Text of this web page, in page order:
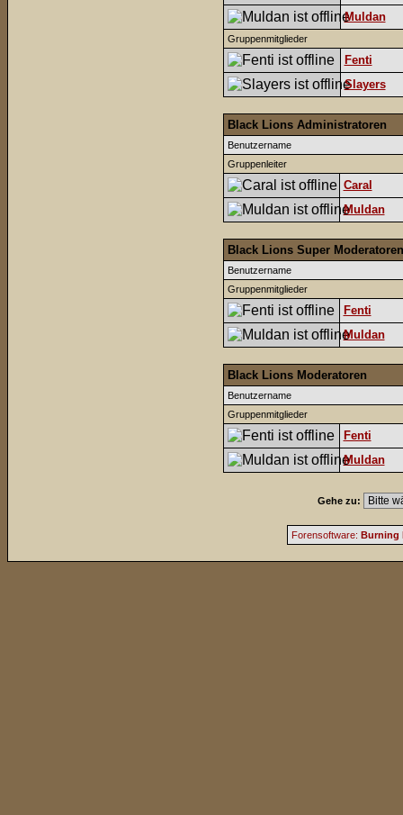
Muldan
Gruppenmitglieder
Fenti
Slayers
Black Lions Administratoren
Benutzername
Gruppenleiter
Caral
Muldan
Black Lions Super Moderatoren
Benutzername
Gruppenmitglieder
Fenti
Muldan
Black Lions Moderatoren
Benutzername
Gruppenmitglieder
Fenti
Muldan
Gehe zu:
Forensoftware: Burning